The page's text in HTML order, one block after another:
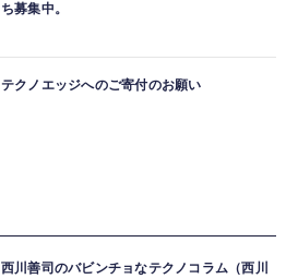
ち募集中。
テクノエッジへのご寄付のお願い
西川善司のバビンチョなテクノコラム（西川